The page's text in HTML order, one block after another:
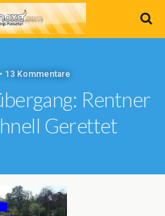
13 Kommentare
Rentner
Gerettet